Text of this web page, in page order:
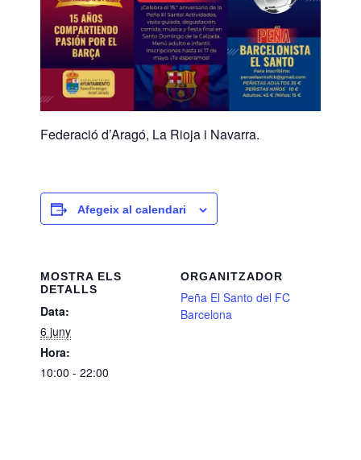
Federació d’Aragó, La Rioja i Navarra.
Afegeix al calendari
MOSTRA ELS
DETALLS
Data:
6 juny
Hora:
10:00 - 22:00
ORGANITZADOR
Peña El Santo del FC
Barcelona